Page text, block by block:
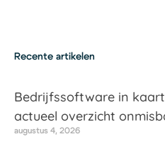
Recente artikelen
Bedrijfssoftware in
actueel overzicht
augustus 4, 2026